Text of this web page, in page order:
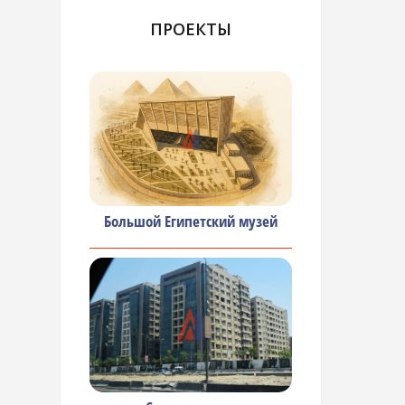
ПРОЕКТЫ
Большой Египетский музей